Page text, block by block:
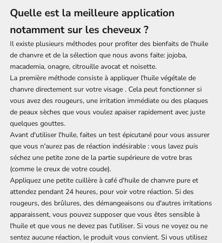
Quelle est la meilleure application
notamment sur les cheveux ?
Il existe plusieurs méthodes pour profiter des bienfaits de l'huile
de chanvre et de la sélection que nous avons faite: jojoba,
macademia, onagre, citrouille avocat et noisette.
La première méthode consiste à appliquer l'huile végétale de
chanvre directement sur votre visage . Cela peut fonctionner si
vous avez des rougeurs, une irritation immédiate ou des plaques
de peaux sèches que vous voulez apaiser rapidement avec juste
quelques gouttes.
Avant d'utiliser l'huile, faites un test épicutané pour vous assurer
que vous n'aurez pas de réaction indésirable : vous lavez puis
séchez une petite zone de la partie supérieure de votre bras
(comme le creux de votre coude).
Appliquez une petite cuillère à café d'huile de chanvre pure et
attendez pendant 24 heures, pour voir votre réaction. Si des
rougeurs, des brûlures, des démangeaisons ou d'autres irritations
apparaissent, vous pouvez supposer que vous êtes sensible à
l'huile et que vous ne devez pas l'utiliser. Si vous ne voyez ou ne
sentez aucune réaction, le produit vous convient. Si vous utilisez